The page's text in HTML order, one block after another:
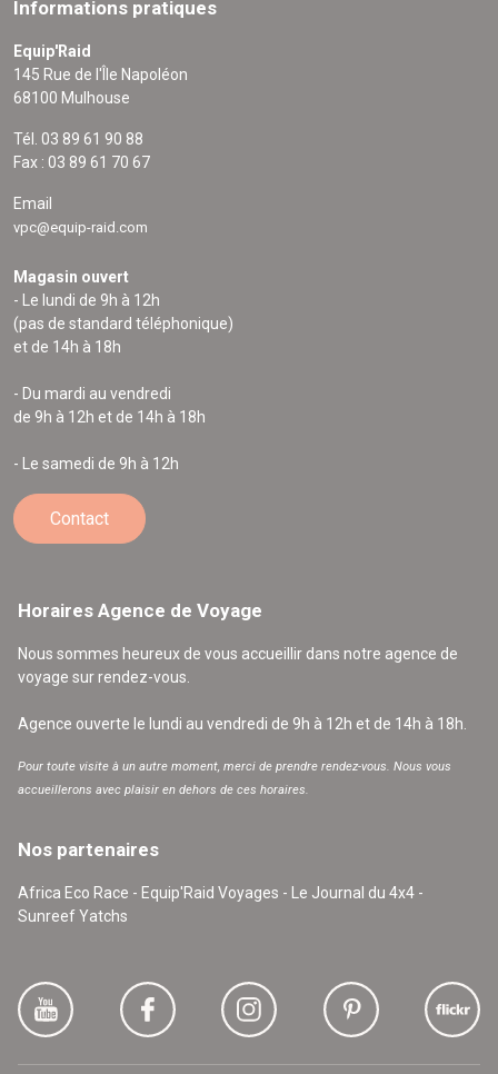
Informations pratiques
Equip'Raid
145 Rue de l'Île Napoléon
68100 Mulhouse
Tél. 03 89 61 90 88
Fax : 03 89 61 70 67
Email
vpc@equip-raid.com
Magasin ouvert
- Le lundi de 9h à 12h
(pas de standard téléphonique)
et de 14h à 18h
- Du mardi au vendredi
de 9h à 12h et de 14h à 18h
- Le samedi de 9h à 12h
Contact
Horaires Agence de Voyage
Nous sommes heureux de vous accueillir dans notre agence de
voyage sur rendez-vous.
Agence ouverte le lundi au vendredi de 9h à 12h et de 14h à 18h.
Pour toute visite à un autre moment, merci de prendre rendez-vous. Nous vous
accueillerons avec plaisir en dehors de ces horaires.
Nos partenaires
Africa Eco Race - Equip'Raid Voyages - Le Journal du 4x4 -
Sunreef Yatchs